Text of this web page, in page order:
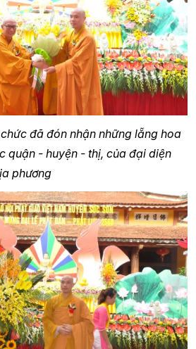
đã đón nhận những lẵng hoa
quận - huyện - thị, của đại diện
phương